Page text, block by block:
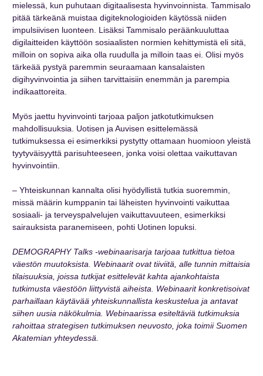
mielessä, kun puhutaan digitaalisesta hyvinvoinnista. Tammisalo
pitää tärkeänä muistaa digiteknologioiden käytössä niiden
impulsiivisen luonteen. Lisäksi Tammisalo peräänkuuluttaa
digilaitteiden käyttöön sosiaalisten normien kehittymistä eli sitä,
milloin on sopiva aika olla ruudulla ja milloin taas ei. Olisi myös
tärkeää pystyä paremmin seuraamaan kansalaisten
digihyvinvointia ja siihen tarvittaisiin enemmän ja parempia
indikaattoreita.
Myös jaettu hyvinvointi tarjoaa paljon jatkotutkimuksen
mahdollisuuksia. Uotisen ja Auvisen esittelemässä
tutkimuksessa ei esimerkiksi pystytty ottamaan huomioon yleistä
tyytyväisyyttä parisuhteeseen, jonka voisi olettaa vaikuttavan
hyvinvointiin.
– Yhteiskunnan kannalta olisi hyödyllistä tutkia suoremmin,
missä määrin kumppanin tai läheisten hyvinvointi vaikuttaa
sosiaali- ja terveyspalvelujen vaikuttavuuteen, esimerkiksi
sairauksista paranemiseen, pohti Uotinen lopuksi.
DEMOGRAPHY Talks -webinaarisarja tarjoaa tutkittua tietoa
väestön muutoksista. Webinaarit ovat tiiviitä, alle tunnin mittaisia
tilaisuuksia, joissa tutkijat esittelevät kahta ajankohtaista
tutkimusta väestöön liittyvistä aiheista. Webinaarit konkretisoivat
parhaillaan käytävää yhteiskunnallista keskustelua ja antavat
siihen uusia näkökulmia. Webinaarissa esiteltäviä tutkimuksia
rahoittaa strategisen tutkimuksen neuvosto, joka toimii Suomen
Akatemian yhteydessä.